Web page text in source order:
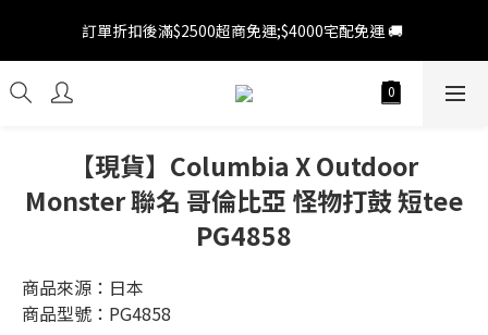
訂單折扣後滿$2500超商免運;$4000宅配免運 🚚
訂單折扣後滿$2500超商免運;$4000宅配免運 🚚
新會員 領百元折扣券 💵 會員登陸後 > 上方人像圖示我的帳號 > 優
惠券 > 前往領券中心領券 ( 滿千即可使用 )
訂單折扣後滿$2500超商免運;$4000宅配免運 🚚
【現貨】Columbia X Outdoor
Monster 聯名 哥倫比亞 怪物打鼓 短tee
PG4858
商品來源：日本
商品型號：PG4858